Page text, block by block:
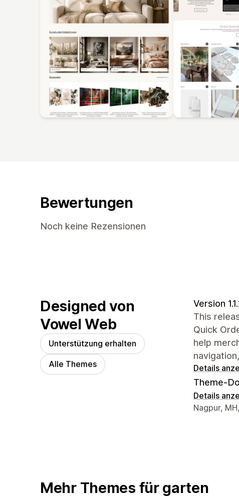
Bewertungen
Noch keine Rezensionen
Designed von
Vowel Web
Unterstützung erhalten
Alle Themes
Version
This
Quick
help
Details
Theme-
Details
Designer-
Nagpur,
Mehr Themes für garten